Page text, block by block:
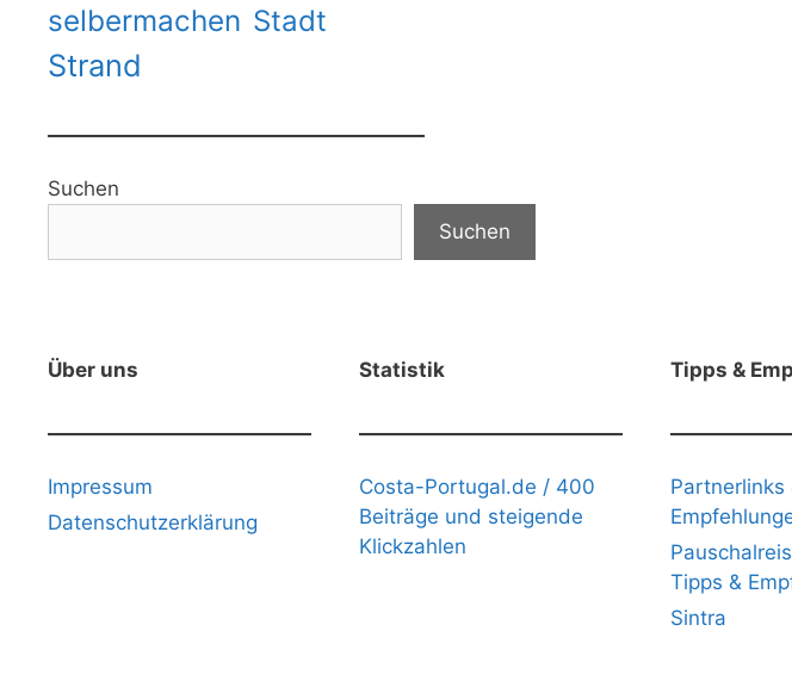
selbermachen Stadt
Strand
Suchen
Suchen
Über uns
Impressum
Datenschutzerklärung
Statistik
Costa-Portugal.de / 400
Beiträge und steigende
Klickzahlen
Tipps &
Partnerlinks
Tipps &
Sintra